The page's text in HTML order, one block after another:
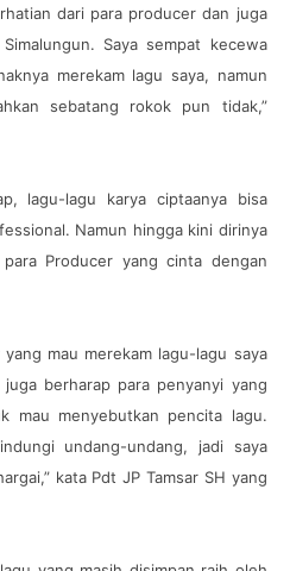
dari para producer dan juga
Saya sempat kecewa
merekam lagu saya, namun
sebatang rokok pun tidak,”
lagu-lagu karya ciptaanya bisa
Namun hingga kini dirinya
Producer yang cinta dengan
mau merekam lagu-lagu saya
berharap para penyanyi yang
mau menyebutkan pencita lagu.
undang-undang, jadi saya
kata Pdt JP Tamsar SH yang